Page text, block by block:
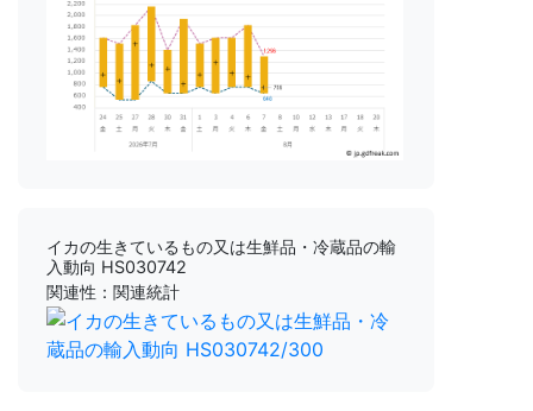
イカの生きているもの又は生鮮品・冷蔵品の輸
入動向 HS030742
関連性：関連統計